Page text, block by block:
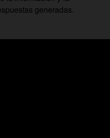
generadas.